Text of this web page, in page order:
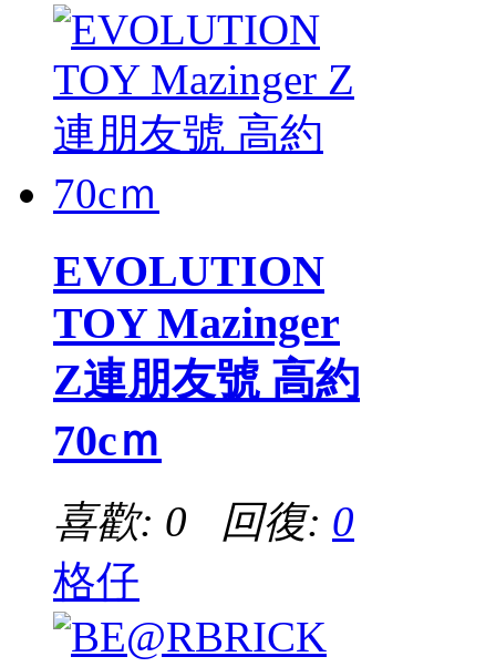
EVOLUTION
TOY Mazinger
Z連朋友號 高約
70cｍ
喜歡: 0 回復: 0
格仔